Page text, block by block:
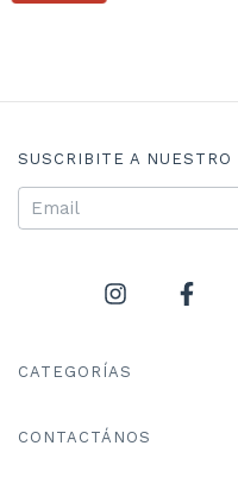
SUSCRIBITE A
CATEGORÍAS
CONTACTÁNOS